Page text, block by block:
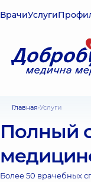
ВрачиУслуги
Главная Услуги
Полный
Более 50 врачебных